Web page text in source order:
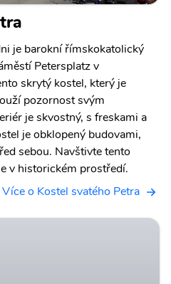
je barokní římskokatolický
Petersplatz v
skrytý kostel, který je
pozornost svým
je skvostný, s freskami a
je obklopený budovami,
sebou. Navštivte tento
v historickém prostředí.
Více o Kostel svatého Petra